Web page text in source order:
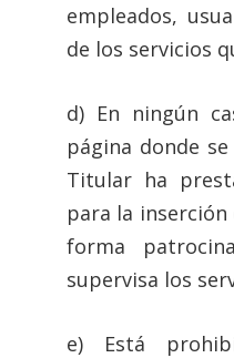
empleados,
de los servicios
d) En ningún
página donde
Titular ha
para la
forma
supervisa los
e) Está